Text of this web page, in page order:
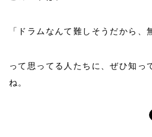
「ドラムなんて難しそうだから、
って思ってる人たちに、ぜひ知っ
ね。